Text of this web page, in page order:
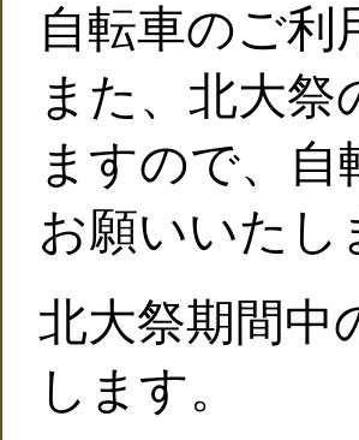
自転車のご利
また、北大
ますので、
お願いいたし
北大祭期間中
します。